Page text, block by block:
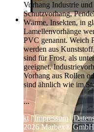
Vorhang Industrie
Schutzvorhang,
Wärme, Insekten, in
Lamellenvorhänge
PVC genannt. Weich
werden aus
sind für Frost, als
geeignet.
Vorhang aus Rollen
sind ähnlich wie im
...
Kontakt|Impressum |
2026Marbex® GmbH